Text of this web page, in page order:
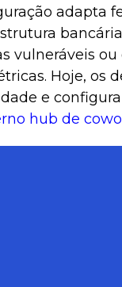
adapta
vulneráveis
Hoje, os
e
hub de